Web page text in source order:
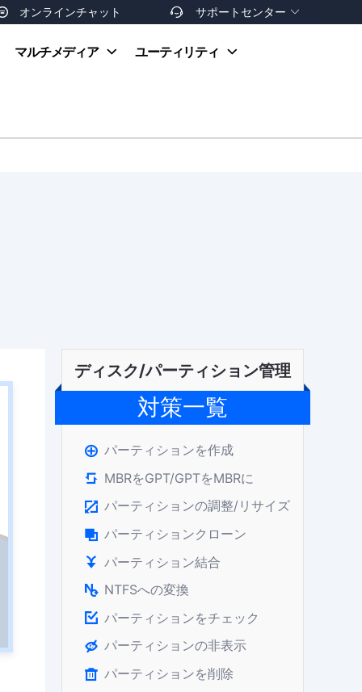
オンラインチャット  サポートセンター 
お支払い方法
マルチメディア ユーティリティ
ディスク/パーティション管理
対策一覧
 パーティションを作成
 MBRをGPT/GPTをMBRに
 パーティションの調整/リサイズ
 パーティションクローン
 パーティション結合
 NTFSへの変換
 パーティションをチェック
 パーティションの非表示
 パーティションを削除